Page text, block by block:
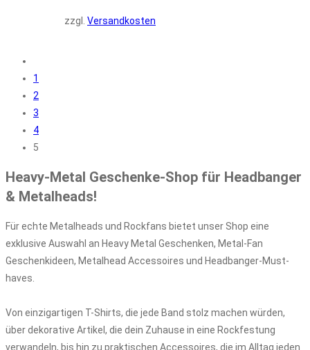
zzgl. Versandkosten
1
2
3
4
5
Heavy-Metal Geschenke-Shop für Headbanger
& Metalheads!
Für echte Metalheads und Rockfans bietet unser Shop eine
exklusive Auswahl an Heavy Metal Geschenken, Metal-Fan
Geschenkideen, Metalhead Accessoires und Headbanger-Must-
haves.
Von einzigartigen T-Shirts, die jede Band stolz machen würden,
über dekorative Artikel, die dein Zuhause in eine Rockfestung
verwandeln, bis hin zu praktischen Accessoires, die im Alltag jeden